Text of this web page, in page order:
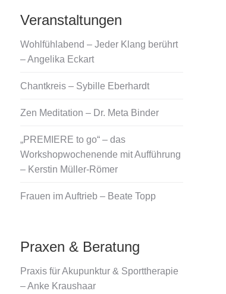
Veranstaltungen
Wohlfühlabend – Jeder Klang berührt
– Angelika Eckart
Chantkreis – Sybille Eberhardt
Zen Meditation – Dr. Meta Binder
„PREMIERE to go“ – das
Workshopwochenende mit Aufführung
– Kerstin Müller-Römer
Frauen im Auftrieb – Beate Topp
Praxen & Beratung
Praxis für Akupunktur & Sporttherapie
– Anke Kraushaar